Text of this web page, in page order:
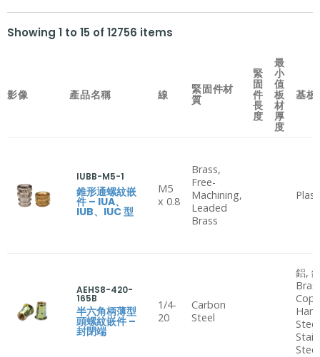
Showing 1 to 15 of 12756 items
影像 產品名稱 線 緊固件材
質
緊
固
件
長
度
最
小
值
板
材
厚
度
基板
IUBB-M5-1
錐形通螺紋嵌
件 – IUA、
IUB、IUC 型
M5
x 0.8
Brass,
Free-
Machining,
Leaded
Brass
AEHS8-420-
165B
半六角柄薄型
頭螺紋嵌件 –
封閉端
1/4-
20
Carbon
Steel
鋁,
Hard
Steel